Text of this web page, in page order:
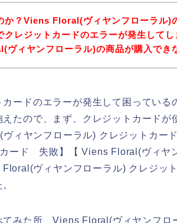
か？Viens Floral(ヴィヤンフローラル)
クレジットカードのエラーが発生してし
ィヤンフローラル)の商品が購入でき
ードのエラーが発生して困っている
たので、まず、クレジットカードが
ィヤンフローラル) クレジットカー
ード 失敗】【 Viens Floral(ヴィヤ
ヴィヤンフローラル) クレジッ
みた所、Viens Floral(ヴィヤンフロ